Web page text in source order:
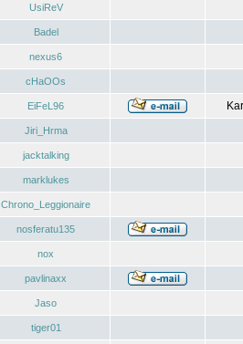
UsiReV
Badel
nexus6
cHaOOs
EiFeL96
Jiri_Hrma
jacktalking
marklukes
Chrono_Leggionaire
nosferatu135
nox
pavlinaxx
Jaso
tiger01